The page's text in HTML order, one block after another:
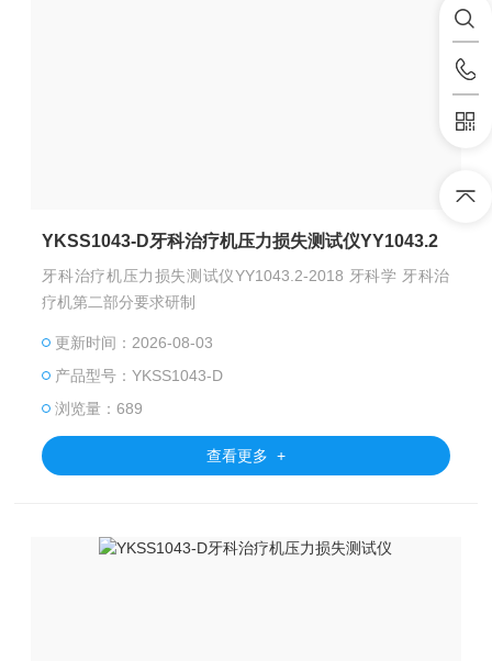
YKSS1043-D牙科治疗机压力损失测试仪YY1043.2
牙科治疗机压力损失测试仪YY1043.2-2018 牙科学 牙科治
疗机第二部分要求研制
更新时间：2026-08-03
产品型号：YKSS1043-D
浏览量：689
查看更多 +